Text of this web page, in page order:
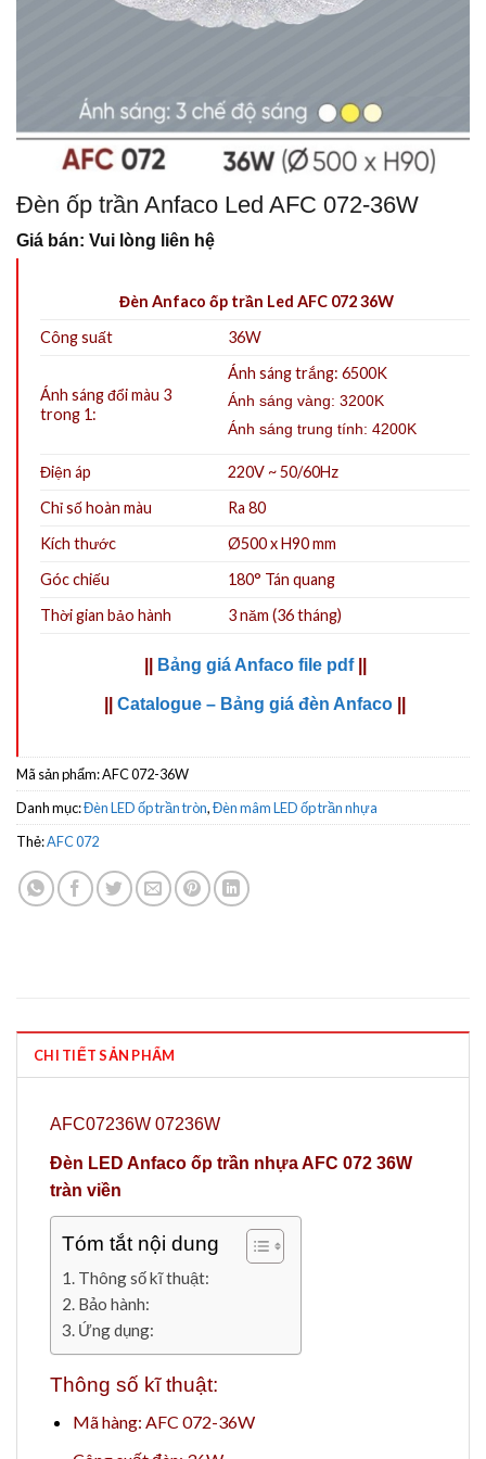
Đèn ốp trần Anfaco Led AFC 072-36W
Giá bán: Vui lòng liên hệ
Đèn Anfaco ốp trần Led AFC 072 36W
Công suất
36W
Ánh sáng đổi màu 3
trong 1:
Ánh sáng trắng: 6500K
Ánh sáng vàng: 3200K
Ánh sáng trung tính: 4200K
Điện áp
220V ~ 50/60Hz
Chỉ số hoàn màu
Ra 80
Kích thước
Ø500 x H90 mm
Góc chiếu
180° Tán quang
Thời gian bảo hành
3 năm (36 tháng)
Bảng giá Anfaco file pdf
Catalogue – Bảng giá đèn Anfaco
Mã sản phẩm:AFC 072-36W
Danh mục:Đèn LED ốp trần tròn,Đèn mâm LED ốp trần nhựa
Thẻ:AFC 072
CHI TIẾT SẢN PHẨM
AFC07236W 07236W
Đèn LED Anfaco ốp trần nhựa AFC 072 36W
tràn viền
Tóm tắt nội dung
Thông số kĩ thuật:
Bảo hành:
Ứng dụng:
Thông số kĩ thuật:
Mã hàng: AFC 072-36W